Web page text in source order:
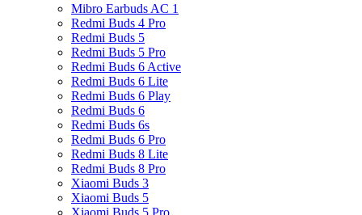
Mibro Earbuds AC 1
Redmi Buds 4 Pro
Redmi Buds 5
Redmi Buds 5 Pro
Redmi Buds 6 Active
Redmi Buds 6 Lite
Redmi Buds 6 Play
Redmi Buds 6
Redmi Buds 6s
Redmi Buds 6 Pro
Redmi Buds 8 Lite
Redmi Buds 8 Pro
Xiaomi Buds 3
Xiaomi Buds 5
Xiaomi Buds 5 Pro